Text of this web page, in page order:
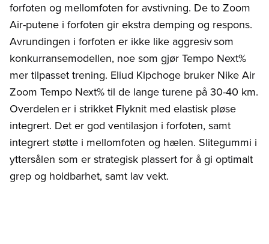
forfoten og mellomfoten for avstivning. De to Zoom
Air-putene i forfoten gir ekstra demping og respons.
Avrundingen i forfoten er ikke like aggresiv som
konkurransemodellen, noe som gjør Tempo Next%
mer tilpasset trening. Eliud Kipchoge bruker Nike Air
Zoom Tempo Next% til de lange turene på 30-40 km.
Overdelen er i strikket Flyknit med elastisk pløse
integrert. Det er god ventilasjon i forfoten, samt
integrert støtte i mellomfoten og hælen. Slitegummi i
yttersålen som er strategisk plassert for å gi optimalt
grep og holdbarhet, samt lav vekt.